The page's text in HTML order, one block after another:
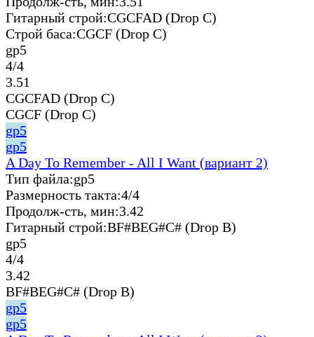
Гитарный строй:CGCFAD (Drop C)
Строй баса:CGCF (Drop C)
gp5
4/4
3.51
CGCFAD (Drop C)
CGCF (Drop C)
gp5
gp5
A Day To Remember - All I Want (вариант 2)
Тип файла:gp5
Размерность такта:4/4
Продолж-сть, мин:3.42
Гитарный строй:BF#BEG#C# (Drop B)
gp5
4/4
3.42
BF#BEG#C# (Drop B)
gp5
gp5